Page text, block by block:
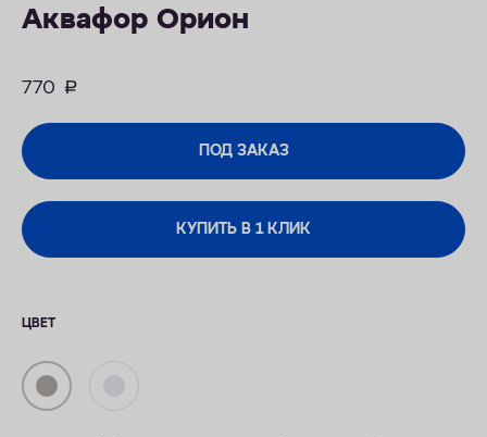
Аквафор Орион
770 руб.
ПОД ЗАКАЗ
КУПИТЬ В 1 КЛИК
ЦВЕТ